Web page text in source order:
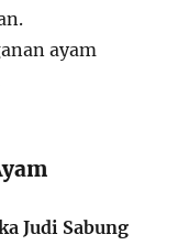
ayam
Judi Sabung